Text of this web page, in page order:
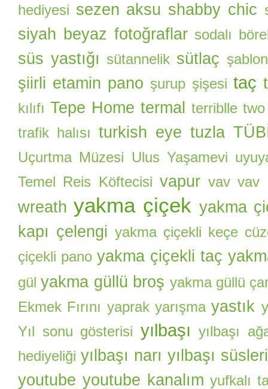
hediyesi sezen aksu shabby chic
siyah beyaz fotoğraflar sodalı
süs yastığı sütannelik sütlaç
şiirli etamin pano şurup şişesi taç
kılıfı Tepe Home termal
terriblle two
trafik halısı turkish eye tuzla
Uçurtma Müzesi Ulus Yaşamevi
Temel Reis Köftecisi vapur vav vav
wreath yakma çiçek yakma
kapı çelengi yakma çiçekli keçe
çiçekli pano yakma çiçekli taç
gül yakma güllü broş yakma güllü
Ekmek Fırını yaprak yarışma yastık
Yıl sonu gösterisi yılbaşı yılbaşı
hediyeliği yılbaşı narı yılbaşı süsleri
youtube youtube kanalım yufkalı